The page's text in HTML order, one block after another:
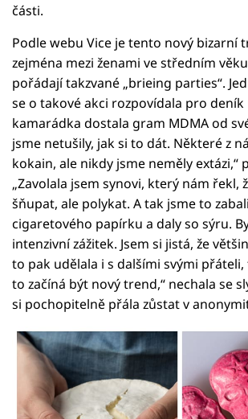
části.
Podle webu Vice je tento nový bizarní
zejména mezi ženami ve středním
pořádají takzvané „brieing parties“.
se o takové akci rozpovídala pro deník
kamarádka dostala gram MDMA od
jsme netušily, jak si to dát. Některé z
kokain, ale nikdy jsme neměly extázi,“
„Zavolala jsem synovi, který nám řekl,
šňupat, ale polykat. A tak jsme to
cigaretového papírku a daly so sýru.
intenzivní zážitek. Jsem si jistá, že
to pak udělala i s dalšími svými přáteli,
to začíná být nový trend,“ nechala se
si pochopitelně přála zůstat v